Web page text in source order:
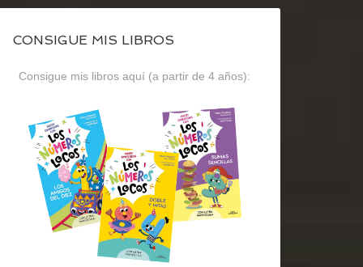
CONSIGUE MIS LIBROS
Consigue mis libros aquí (a partir de 4 años):